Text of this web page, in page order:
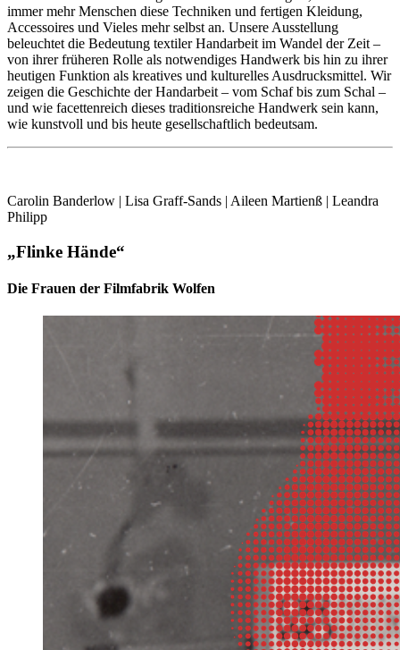
immer mehr Menschen diese Techniken und fertigen Kleidung,
Accessoires und Vieles mehr selbst an. Unsere Ausstellung
beleuchtet die Bedeutung textiler Handarbeit im Wandel der Zeit –
von ihrer früheren Rolle als notwendiges Handwerk bis hin zu ihrer
heutigen Funktion als kreatives und kulturelles Ausdrucksmittel. Wir
zeigen die Geschichte der Handarbeit – vom Schaf bis zum Schal –
und wie facettenreich dieses traditionsreiche Handwerk sein kann,
wie kunstvoll und bis heute gesellschaftlich bedeutsam.
Carolin Banderlow | Lisa Graff-Sands | Aileen Martienß | Leandra
Philipp
„Flinke Hände“
Die Frauen der Filmfabrik Wolfen